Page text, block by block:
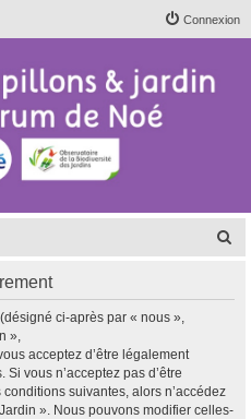
Connexion
ci-après par « nous »,
»,
acceptez d’être légalement
vous n’acceptez pas d’être
suivantes, alors n’accédez
». Nous pouvons modifier celles-